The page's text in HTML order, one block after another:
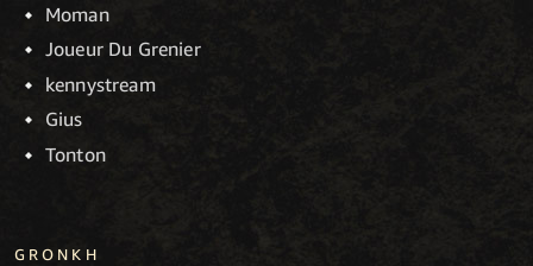
Moman
Joueur Du Grenier
kennystream
Gius
Tonton
GRONKH